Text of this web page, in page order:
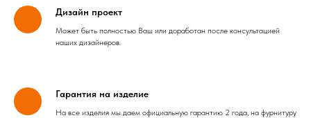
Дизайн проект
Может быть полностью Ваш или доработан после консультацией
наших дизайнеров.
Гарантия на изделие
На все изделия мы даем официальную гарантию 2 года, на фурнитуру